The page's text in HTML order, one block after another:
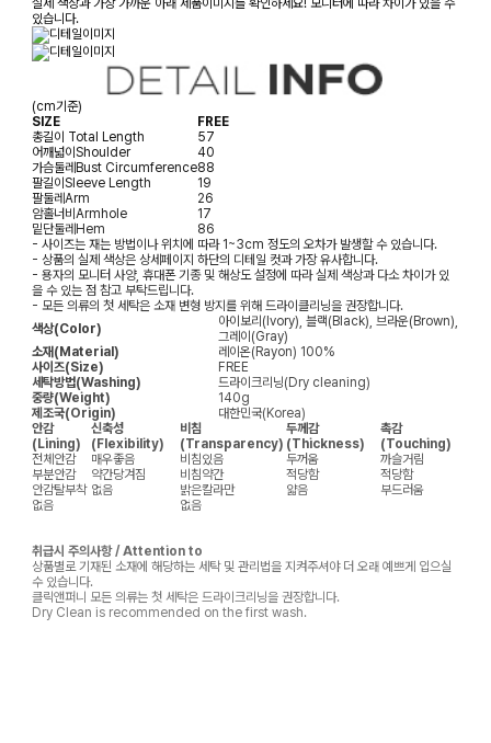
있습니다.
(cm기준)
SIZE
FREE
총길이 Total Length
57
어깨넓이Shoulder
40
가슴둘레Bust Circumference88
팔길이Sleeve Length
19
팔둘레Arm
26
암홀너비Armhole
17
밑단둘레Hem
86
- 사이즈는 재는 방법이나 위치에 따라 1~3cm 정도의 오차가 발생할 수 있습니다.
- 상품의 실제 색상은 상세페이지 하단의 디테일 컷과 가장 유사합니다.
- 용자의 모니터 사양, 휴대폰 기종 및 해상도 설정에 따라 실제 색상과 다소 차이가 있
을 수 있는 점 참고 부탁드립니다.
- 모든 의류의 첫 세탁은 소재 변형 방지를 위해 드라이클리닝을 권장합니다.
색상(Color)
아이보리(Ivory), 블랙(Black), 브라운(Brown),
그레이(Gray)
소재(Material)
레이온(Rayon) 100%
사이즈(Size)
FREE
세탁방법(Washing)
드라이크리닝(Dry cleaning)
중량(Weight)
140g
제조국(Origin)
대한민국(Korea)
안감
(Lining)
신축성
(Flexibility)
비침
(Transparency)
두께감
(Thickness)
촉감
(Touching)
전체안감
매우좋음 비침있음 두꺼움
까슬거림
부분안감
약간당겨짐 비침약간 적당함
적당함
안감탈부착 없음 밝은칼라만 얇음
부드러움
없음
없음
취급시 주의사항 / Attention to
상품별로 기재된 소재에 해당하는 세탁 및 관리법을 지켜주셔야 더 오래 예쁘게 입으실
수 있습니다.
클릭앤퍼니 모든 의류는 첫 세탁은 드라이크리닝을 권장합니다.
Dry Clean is recommended on the first wash.